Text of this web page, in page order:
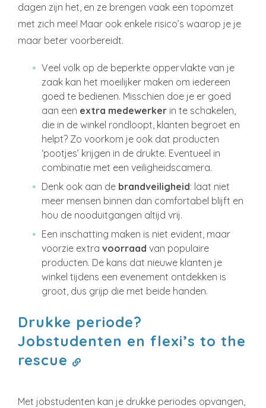
dagen zijn het, en ze brengen vaak een topomzet
met zich mee! Maar ook enkele risico’s waarop je je
maar beter voorbereidt.
Veel volk op de beperkte oppervlakte van je
zaak kan het moeilijker maken om iedereen
goed te bedienen. Misschien doe je er goed
aan een extra medewerker in te schakelen,
die in de winkel rondloopt, klanten begroet en
helpt? Zo voorkom je ook dat producten
‘pootjes’ krijgen in de drukte. Eventueel in
combinatie met een veiligheidscamera.
Denk ook aan de brandveiligheid: laat niet
meer mensen binnen dan comfortabel blijft en
hou de nooduitgangen altijd vrij.
Een inschatting maken is niet evident, maar
voorzie extra voorraad van populaire
producten. De kans dat nieuwe klanten je
winkel tijdens een evenement ontdekken is
groot, dus grijp die met beide handen.
Drukke periode?
Jobstudenten en flexi’s to the
rescue
Met jobstudenten kan je drukke periodes opvangen,